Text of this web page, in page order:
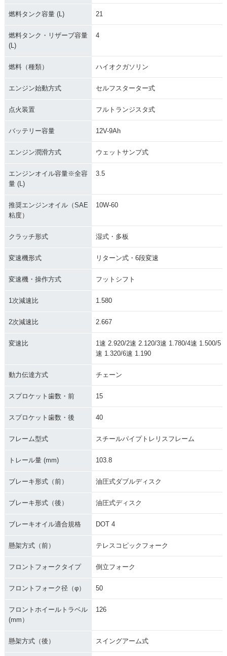
燃料タンク容量 (L) 21
燃料タンク・リザーブ容量
(L)
4
燃料（種類） ハイオクガソリン
エンジン始動方式 セルフスターター式
点火装置 フルトランジスタ式
バッテリー容量 12V-9Ah
エンジン潤滑方式 ウェットサンプ式
エンジンオイル容量※全容
量 (L)
3.5
推奨エンジンオイル（SAE
粘度）
10W-60
クラッチ形式 湿式・多板
変速機形式 リターン式・6段変速
変速機・操作方式 フットシフト
1次減速比 1.580
2次減速比 2.667
変速比
1速 2.920/2速 2.120/3速 1.780/4速 1.500/5
速 1.320/6速 1.190
動力伝達方式 チェーン
スプロケット歯数・前 15
スプロケット歯数・後 40
フレーム型式 スチールパイプトレリスフレーム
トレール量 (mm) 103.8
ブレーキ形式（前） 油圧式ダブルディスク
ブレーキ形式（後） 油圧式ディスク
ブレーキオイル適合規格 DOT 4
懸架方式（前） テレスコピックフォーク
フロントフォークタイプ 倒立フォーク
フロントフォーク径（φ） 50
フロントホイールトラベル
(mm）
126
懸架方式（後） スイングアーム式